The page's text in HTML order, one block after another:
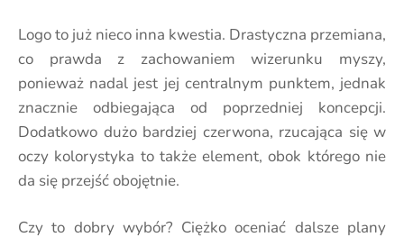
Logo to już nieco inna kwestia. Drastyczna przemiana,
co prawda z zachowaniem wizerunku myszy,
ponieważ nadal jest jej centralnym punktem, jednak
znacznie odbiegająca od poprzedniej koncepcji.
Dodatkowo dużo bardziej czerwona, rzucająca się w
oczy kolorystyka to także element, obok którego nie
da się przejść obojętnie.
Czy to dobry wybór? Ciężko oceniać dalsze plany